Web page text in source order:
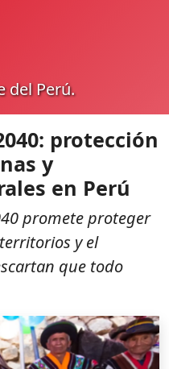
del Perú.
protección
y
en Perú
promete proteger
y el
que todo